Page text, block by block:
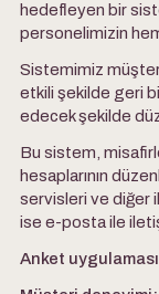
hedefleyen bir
personelimizin
Sistemimiz
etkili şekilde geri
edecek şekilde
Bu sistem,
hesaplarının
servisleri ve diğer
ise e-posta ile
Anket